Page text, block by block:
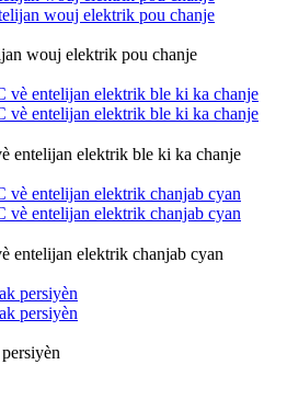
wouj elektrik pou chanje
entelijan elektrik ble ki ka chanje
entelijan elektrik chanjab cyan